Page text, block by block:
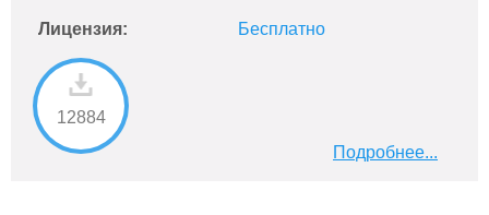
Лицензия: Бесплатно
12884
Подробнее...